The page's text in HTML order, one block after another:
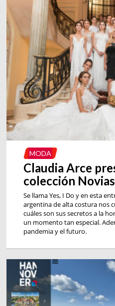
MODA
Claudia Arce
colección
Se llama Yes, I Do y en esta
argentina de alta costura nos
cuáles son sus secretos a la
un momento tan especial.
pandemia y el futuro.